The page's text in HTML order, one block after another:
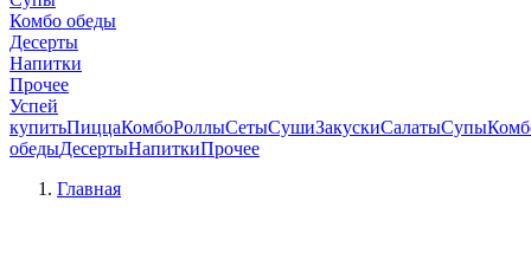
Комбо обеды
Десерты
Напитки
Прочее
Успей
купитьПиццаКомбоРоллыСетыСушиЗакускиСалатыСупы
обедыДесертыНапиткиПрочее
Главная